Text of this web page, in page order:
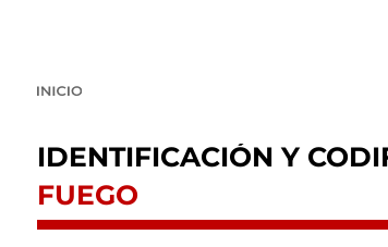
IDENTIFICACIÓN Y
FUEGO